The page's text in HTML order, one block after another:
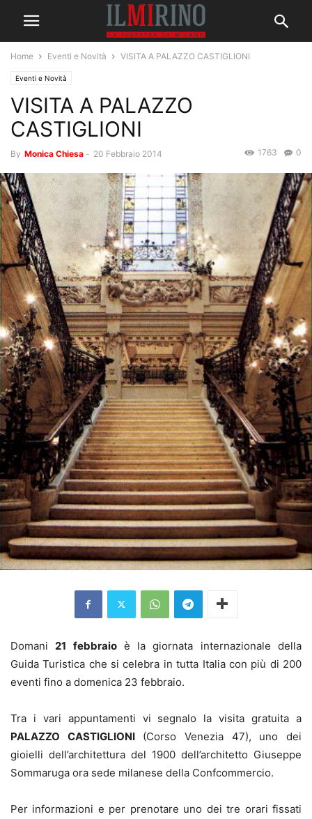
Home Eventi e Novità VISITA A PALAZZO CASTIGLIONI
Eventi e Novità
VISITA A PALAZZO
CASTIGLIONI
By Monica Chiesa - 20 Febbraio 2014 0
1763
Domani21 febbraioè la giornata internazionale della
Guida Turistica che si celebra in tutta Italia con più di 200
eventi fino a domenica 23 febbraio.
Tra i vari appuntamenti vi segnalo la visita gratuita a
PALAZZO CASTIGLIONI(Corso Venezia 47), uno dei
gioielli dell’architettura del 1900 dell’architetto Giuseppe
Sommaruga ora sede milanese della Confcommercio.
Per informazioni e per prenotare uno dei tre orari fissati